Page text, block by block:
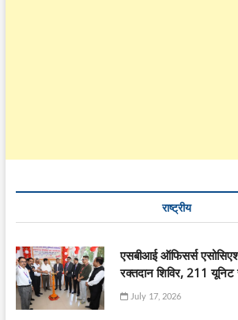
राष्ट्रीय
एसबीआई ऑफिसर्स
रक्तदान शिविर, 211
July 17, 2026